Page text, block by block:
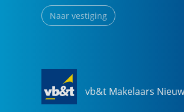
Naar vestiging
vb&t Makelaars